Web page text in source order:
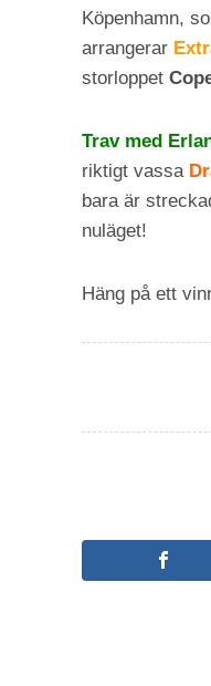
Köpenhamn,
arrangerar
storloppet
Trav med
riktigt vassa
bara är
nuläget!
Häng på ett